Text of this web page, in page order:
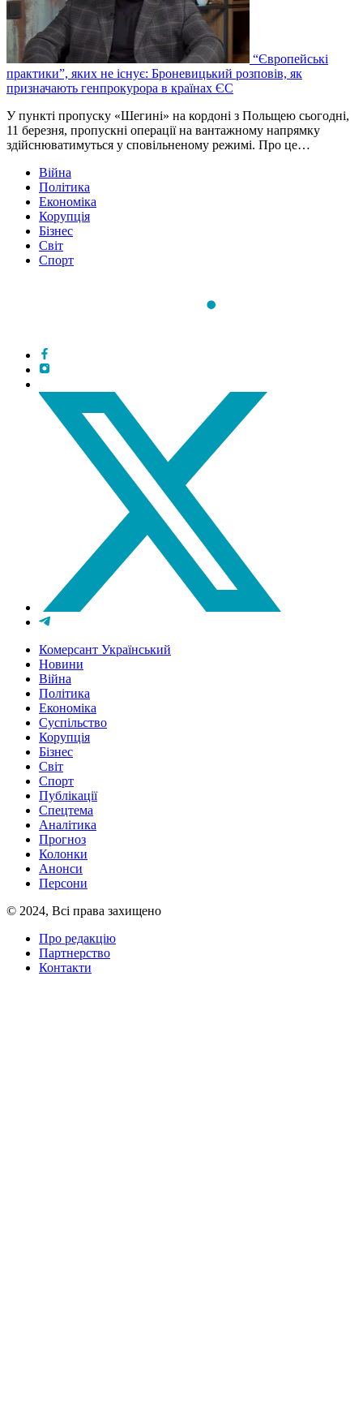
“Європейські
практики”, яких не існує: Броневицький розповів, як
призначають генпрокурора в країнах ЄС
У пункті пропуску «Шегині» на кордоні з Польщею сьогодні,
11 березня, пропускні операції на вантажному напрямку
здійснюватимуться у сповільненому режимі. Про це…
Війна
Політика
Економіка
Корупція
Бізнес
Світ
Спорт
Комерсант Український
Новини
Війна
Політика
Економіка
Суспільство
Корупція
Бізнес
Світ
Спорт
Публікації
Спецтема
Аналітика
Прогноз
Колонки
Анонси
Персони
© 2024, Всі права захищено
Про редакцію
Партнерство
Контакти